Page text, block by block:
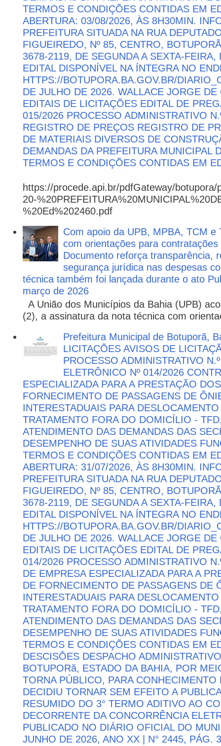
TERMOS E CONDIÇÕES CONTIDAS EM
ABERTURA: 03/08/2026, ÀS 8H30MIN.
PREFEITURA SITUADA NA RUA
FIGUEIREDO, Nº 85, CENTRO,
3678-2119, DE SEGUNDA A SEXTA-
EDITAL DISPONÍVEL NA ÍNTEGRA NO
HTTPS://BOTUPORA.BA.GOV.BR/
DE JULHO DE 2026. WALLACE JORGE
EDITAIS DE LICITAÇÕES EDITAL DE
015/2026 PROCESSO ADMINISTRATIVO
REGISTRO DE PREÇOS REGISTRO DE
DE MATERIAIS DIVERSOS DE
DEMANDAS DA PREFEITURA MUNICIPAL
TERMOS E CONDIÇÕES CONTIDAS EM
https://procede.api.br/pdfGateway/
20-
%20Ed%202460.pdf
Com apoio da UPB, MPBA, TCM
com orientações para
Documento reforça transparência,
segurança jurídica nas despesas
técnica também foi lançada durante o ato
março de 2026
A União dos Municípios da Bahia (UPB)
(2), a assinatura da nota técnica com
Prefeitura Municipal de Botuporã,
LICITAÇÕES AVISOS DE
PROCESSO ADMINISTRATIVO
ELETRÔNICO Nº 014/2026
ESPECIALIZADA PARA A PRESTAÇÃO
FORNECIMENTO DE PASSAGENS DE
INTERESTADUAIS PARA
TRATAMENTO FORA DO DOMICÍLIO -
ATENDIMENTO DAS DEMANDAS DAS
DESEMPENHO DE SUAS ATIVIDADES
TERMOS E CONDIÇÕES CONTIDAS EM
ABERTURA: 31/07/2026, ÀS 8H30MIN.
PREFEITURA SITUADA NA RUA
FIGUEIREDO, Nº 85, CENTRO,
3678-2119, DE SEGUNDA A SEXTA-
EDITAL DISPONÍVEL NA ÍNTEGRA NO
HTTPS://BOTUPORA.BA.GOV.BR/
DE JULHO DE 2026. WALLACE JORGE
EDITAIS DE LICITAÇÕES EDITAL DE
014/2026 PROCESSO ADMINISTRATIVO
DE EMPRESA ESPECIALIZADA PARA A
DE FORNECIMENTO DE PASSAGENS DE
INTERESTADUAIS PARA
TRATAMENTO FORA DO DOMICÍLIO -
ATENDIMENTO DAS DEMANDAS DAS
DESEMPENHO DE SUAS ATIVIDADES
TERMOS E CONDIÇÕES CONTIDAS EM
DESCISÕES DESPACHO
BOTUPORă, ESTADO DA BAHIA, POR
TORNA PÚBLICO, PARA
DECIDIU TORNAR SEM EFEITO A
RESUMIDO DO 3° TERMO ADITIVO AO
DECORRENTE DA CONCORRÊNCIA
PUBLICADO NO DIÁRIO OFICIAL DO
JUNHO DE 2026, ANO XX | N° 2445, PÁG.